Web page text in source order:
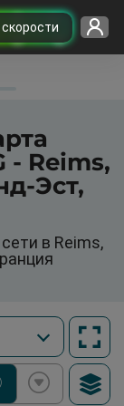
- Reims,
Эст,
в Reims,